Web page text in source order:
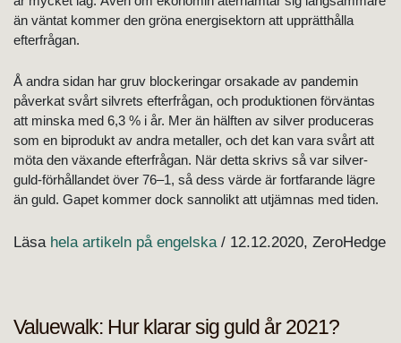
än väntat kommer den gröna energisektorn att upprätthålla
efterfrågan.
Å andra sidan har gruv blockeringar orsakade av pandemin
påverkat svårt silvrets efterfrågan, och produktionen förväntas
att minska med 6,3 % i år. Mer än hälften av silver produceras
som en biprodukt av andra metaller, och det kan vara svårt att
möta den växande efterfrågan. När detta skrivs så var silver-
guld-förhållandet över 76–1, så dess värde är fortfarande lägre
än guld. Gapet kommer dock sannolikt att utjämnas med tiden.
Läsa hela artikeln på engelska / 12.12.2020, ZeroHedge
Valuewalk: Hur klarar sig guld år 2021?